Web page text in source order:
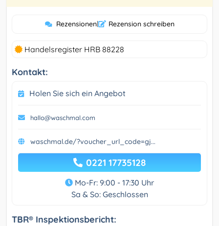
Rezensionen| Rezension schreiben
Handelsregister HRB 88228
Kontakt:
Holen Sie sich ein Angebot
hallo@waschmal.com
waschmal.de/?voucher_url_code=gj...
0221 17735128
Mo-Fr: 9:00 - 17:30 Uhr
Sa & So: Geschlossen
TBR® Inspektionsbericht: